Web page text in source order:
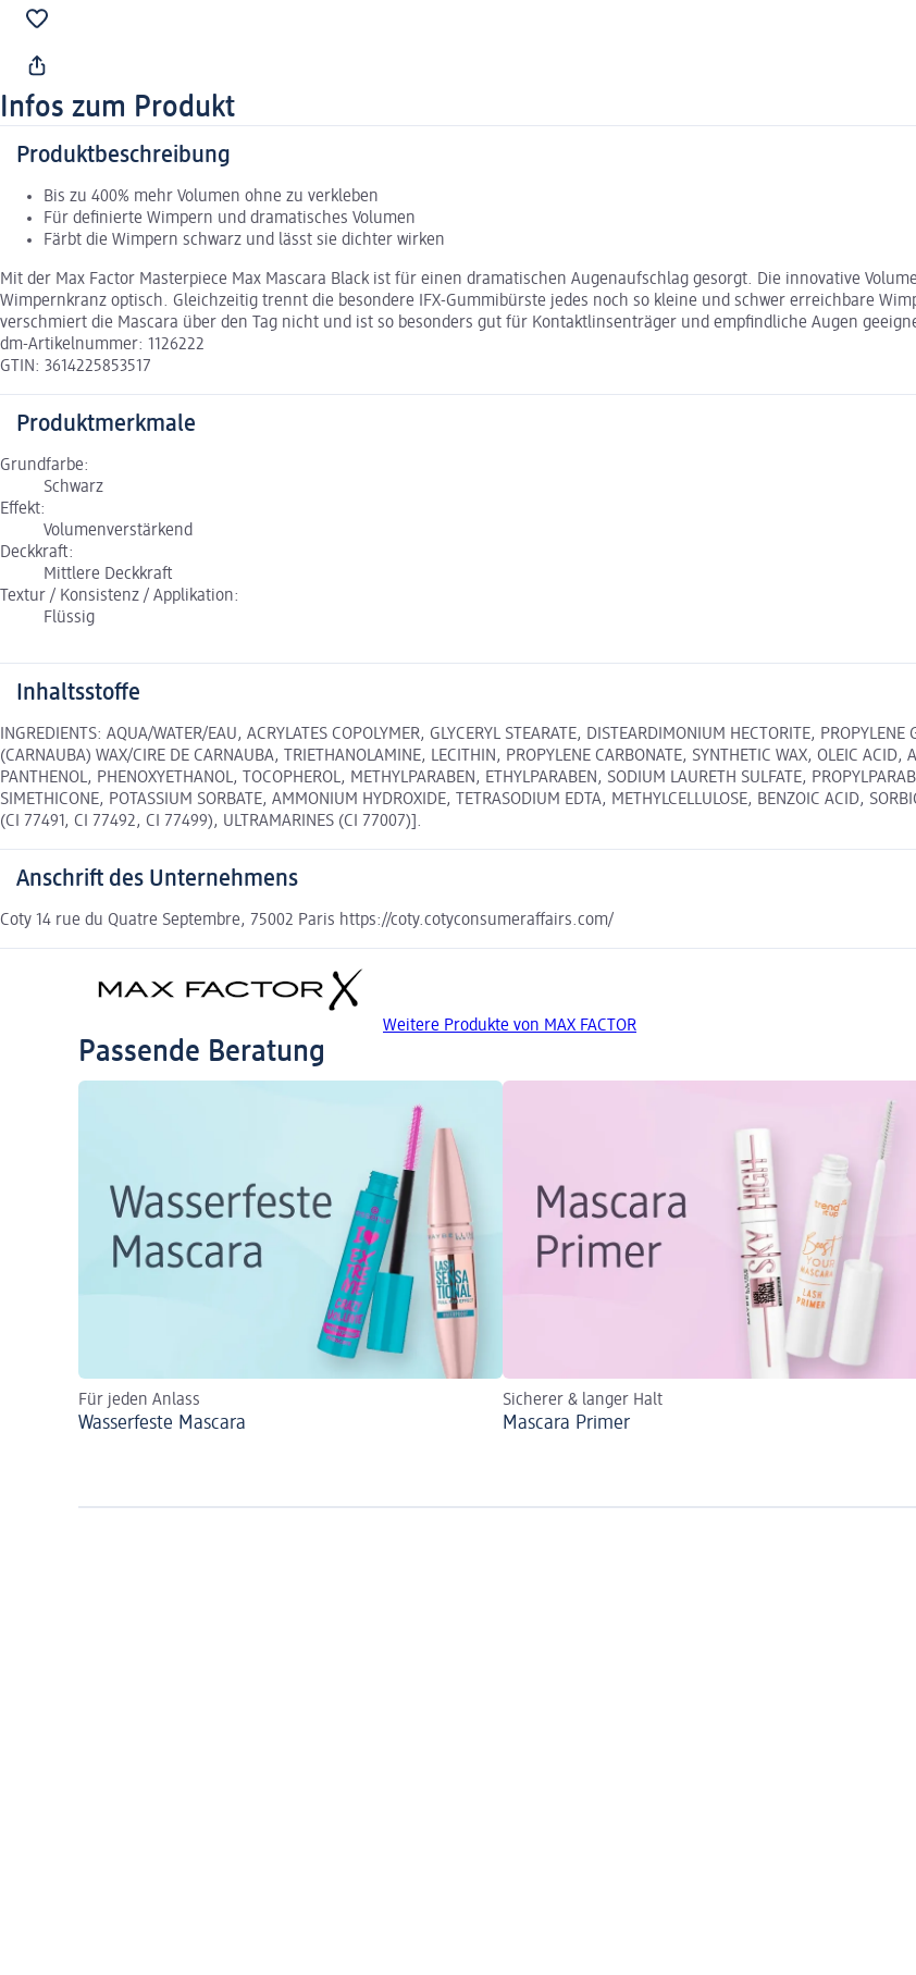
Infos zum Produkt
Produktbeschreibung
Bis zu 400% mehr Volumen ohne zu verkleben
Für definierte Wimpern und dramatisches Volumen
Färbt die Wimpern schwarz und lässt sie dichter wirken
Mit der Max Factor Masterpiece Max Mascara Black ist für einen dramatischen Augenaufschlag gesorgt. Die innovative
Wimpernkranz optisch. Gleichzeitig trennt die besondere IFX-Gummibürste jedes noch so kleine und schwer erreichbare
verschmiert die Mascara über den Tag nicht und ist so besonders gut für Kontaktlinsenträger und empfindliche Augen
dm-Artikelnummer: 1126222
GTIN: 3614225853517
Produktmerkmale
Grundfarbe:
Schwarz
Effekt:
Volumenverstärkend
Deckkraft:
Mittlere Deckkraft
Textur / Konsistenz / Applikation:
Flüssig
Inhaltsstoffe
INGREDIENTS: AQUA/WATER/EAU, ACRYLATES COPOLYMER, GLYCERYL STEARATE, DISTEARDIMONIUM HECTORITE,
(CARNAUBA) WAX/CIRE DE CARNAUBA, TRIETHANOLAMINE, LECITHIN, PROPYLENE CARBONATE, SYNTHETIC WAX, OLEIC ACID,
PANTHENOL, PHENOXYETHANOL, TOCOPHEROL, METHYLPARABEN, ETHYLPARABEN, SODIUM LAURETH SULFATE,
SIMETHICONE, POTASSIUM SORBATE, AMMONIUM HYDROXIDE, TETRASODIUM EDTA, METHYLCELLULOSE, BENZOIC ACID,
(CI 77491, CI 77492, CI 77499), ULTRAMARINES (CI 77007)].
Anschrift des Unternehmens
Coty 14 rue du Quatre Septembre, 75002 Paris https://coty.cotyconsumeraffairs.com/
Weitere Produkte von MAX FACTOR
Passende Beratung
Für jeden Anlass
Wasserfeste Mascara
Sicherer & langer Halt
Mascara Primer